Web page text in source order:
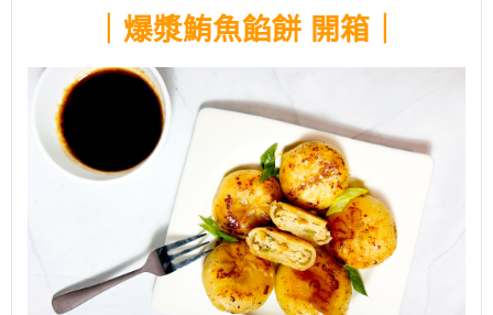
｜爆漿鮪魚餡餅 開箱